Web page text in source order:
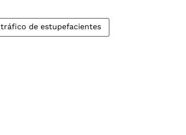
tráfico de estupefacientes